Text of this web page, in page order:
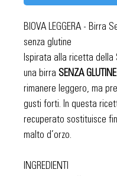
BIOVA LEGGERA - Birra
senza glutine
Ispirata alla ricetta della
una birra SENZA GLUTINE
rimanere leggero, ma
gusti forti. In questa
recuperato sostituisce
malto d’orzo.
INGREDIENTI